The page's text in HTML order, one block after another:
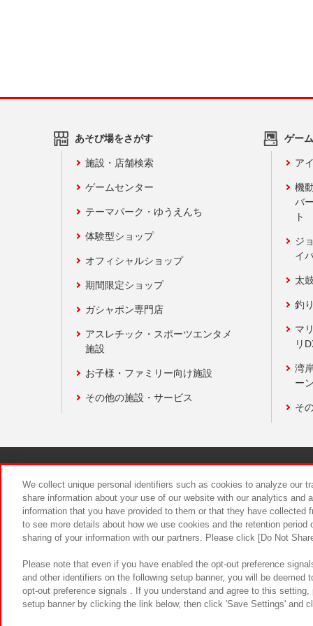
あそび場をさがす
施設・店舗検索
ゲームセンター
テーマパーク・ゆうえんち
体験型ショップ
オフィシャルショップ
期間限定ショップ
ガシャポン専門店
アスレチック・スポーツエンタメ
施設
お子様・ファミリー向け施設
その他の施設・サービス
ゲー
ア
機
バ
ト
ジ
イ
太
釣
マ
リ
湾
ー
そ
食品のご
We collect unique personal identifiers such as cookies to analyze our
share information about your use of our website with our analytics and
information that you have provided to them or that they have
to see more details about how we use cookies and the retention
sharing of your information with our partners. Please click [Do Not
Please note that even if you have enabled the opt-out preference
and other identifiers on the following setup banner, you will be
opt-out preference signals . If you understand and agree to this
setup banner by clicking the link below, then click 'Save Settings' and